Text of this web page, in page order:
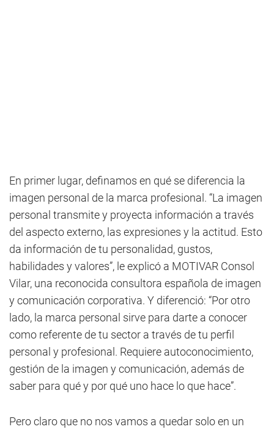
En primer lugar, definamos en qué se diferencia la
imagen personal de la marca profesional. “La imagen
personal transmite y proyecta información a través
del aspecto externo, las expresiones y la actitud. Esto
da información de tu personalidad, gustos,
habilidades y valores”, le explicó a MOTIVAR Consol
Vilar, una reconocida consultora española de imagen
y comunicación corporativa. Y diferenció: “Por otro
lado, la marca personal sirve para darte a conocer
como referente de tu sector a través de tu perfil
personal y profesional. Requiere autoconocimiento,
gestión de la imagen y comunicación, además de
saber para qué y por qué uno hace lo que hace”.
Pero claro que no nos vamos a quedar solo en un